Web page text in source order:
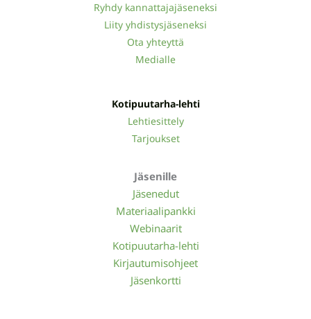
Ryhdy kannattajajäseneksi
Liity yhdistysjäseneksi
Ota yhteyttä
Medialle
Kotipuutarha-lehti
Lehtiesittely
Tarjoukset
Jäsenille
Jäsenedut
Materiaalipankki
Webinaarit
Kotipuutarha-lehti
Kirjautumisohjeet
Jäsenkortti